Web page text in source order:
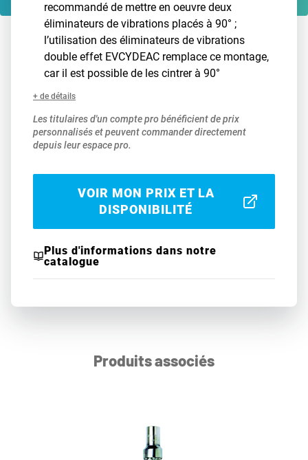
recommandé de mettre en oeuvre deux
éliminateurs de vibrations placés à 90° ;
l’utilisation des éliminateurs de vibrations
double effet EVCYDEAC remplace ce montage,
car il est possible de les cintrer à 90°
+ de détails
Les titulaires d'un compte pro bénéficient de prix
personnalisés et peuvent commander directement
depuis leur espace pro.
VOIR MON PRIX ET LA
DISPONIBILITÉ
Plus d'informations dans notre
catalogue
Produits associés